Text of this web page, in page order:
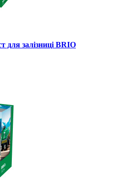
для залізниці BRIO